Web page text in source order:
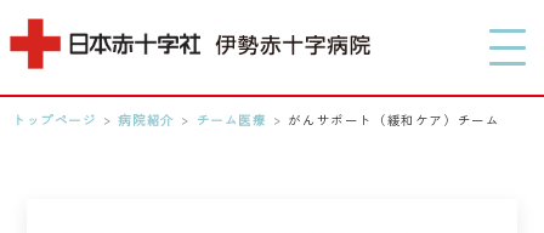
MENU
0596-28-2171
トップページ >病院紹介 > チーム医療 > がんサポート（緩和ケア）チーム